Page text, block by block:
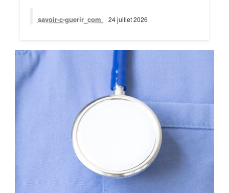
savoir-c-guerir_com 24 juillet 2026